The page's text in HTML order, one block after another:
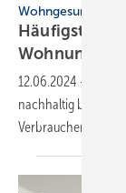
Wohngesundheit
Häufigste
Wohnung
12.06.2024 -
nachhaltig